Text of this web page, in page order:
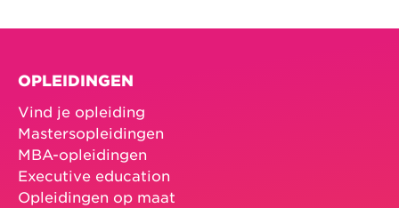
OPLEIDINGEN
Vind je opleiding
Mastersopleidingen
MBA-opleidingen
Executive education
Opleidingen op maat